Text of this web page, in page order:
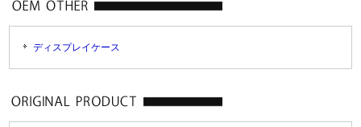
ディスプレイケース